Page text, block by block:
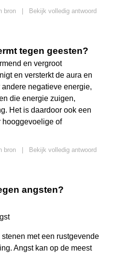
bron
Bekijk volledig antwoord
tegen geesten?
en vergroot
en versterkt de aura en
negatieve energie,
die energie zuigen,
Het is daardoor ook een
hooggevoelige of
bron
Bekijk volledig antwoord
angsten?
met een rustgevende
Angst kan op de meest